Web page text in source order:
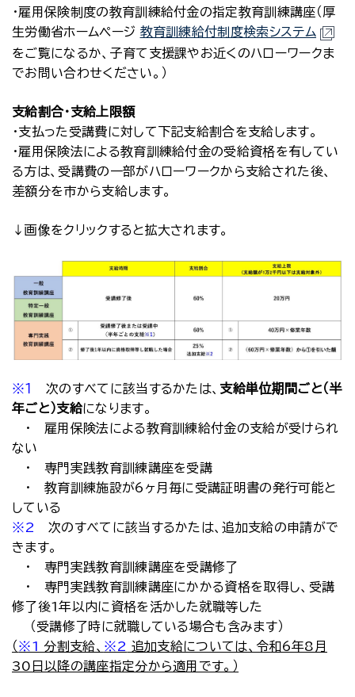
・雇用保険制度の教育訓練給付金の指定教育訓練講座（厚
生労働省ホームページ 教育訓練給付制度検索システム
をご覧になるか、子育て支援課やお近くのハローワークま
でお問い合わせください。）
支給割合・支給上限額
・支払った受講費に対して下記支給割合を支給します。
・雇用保険法による教育訓練給付金の受給資格を有してい
る方は、受講費の一部がハローワークから支給された後、
差額分を市から支給します。
↓画像をクリックすると拡大されます。
※１ 次のすべてに該当するかたは、 支給単位期間ごと（半
年ごと）支給になります。
・ 雇用保険法による教育訓練給付金の支給が受けられ
ない
・ 専門実践教育訓練講座を受講
・ 教育訓練施設が6ヶ月毎に受講証明書の発行可能と
している
※2
次のすべてに該当するかたは、追加支給の申請がで
きます。
・ 専門実践教育訓練講座を受講修了
・ 専門実践教育訓練講座にかかる資格を取得し、受講
修了後1年以内に資格を活かした就職等した
（受講修了時に就職している場合も含みます）
（ ※1 分割支給、 ※2 追加支給については、令和6年8月
30日以降の講座指定分から適用です。）